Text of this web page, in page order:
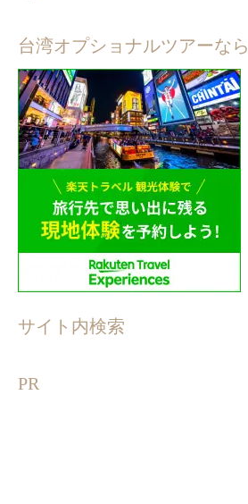
台湾オプショナルツアーなら
サイト内検索
PR